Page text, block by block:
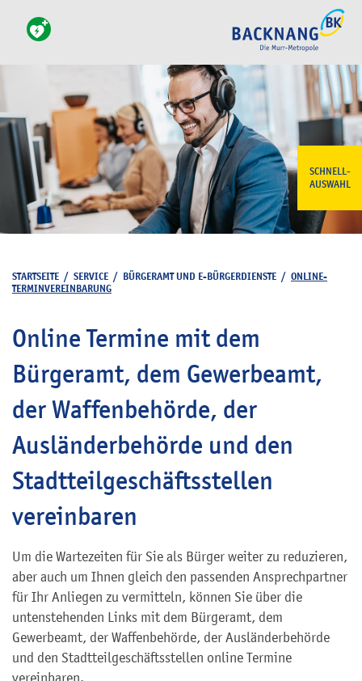
SCHNELL-
AUSWAHL
STARTSEITE / SERVICE / BÜRGERAMT UND E-BÜRGERDIENSTE / ONLINE-
TERMINVEREINBARUNG
Online Termine mit dem
Bürgeramt, dem Gewerbeamt,
der Waffenbehörde, der
Ausländerbehörde und den
Stadtteilgeschäftsstellen
vereinbaren
Um die Wartezeiten für Sie als Bürger weiter zu reduzieren,
aber auch um Ihnen gleich den passenden Ansprechpartner
für Ihr Anliegen zu vermitteln, können Sie über die
untenstehenden Links mit dem Bürgeramt, dem
Gewerbeamt, der Waffenbehörde, der Ausländerbehörde
und den Stadtteilgeschäftsstellen online Termine
vereinbaren.